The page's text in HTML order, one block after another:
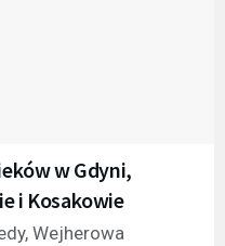
w Gdyni,
i Kosakowie
Wejherowa